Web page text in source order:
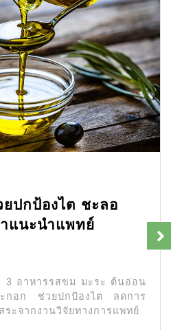
ปกป้องไต ชะลอ
แนะนำแพทย์
3 อาหารรสขม มะระ ต้นอ่อน
กอก ช่วยปกป้องไต ลดการ
ะจากงานวิจัยทางการแพทย์